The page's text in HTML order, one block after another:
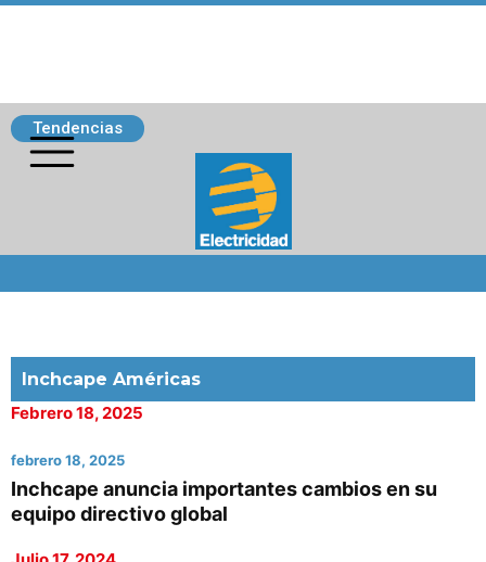
Tendencias
Inchcape Américas
Febrero 18, 2025
febrero 18, 2025
Inchcape anuncia importantes cambios en su
equipo directivo global